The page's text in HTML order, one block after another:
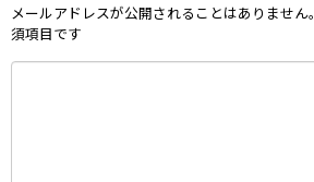
メールアドレスが公開されることはありません。
須項目です